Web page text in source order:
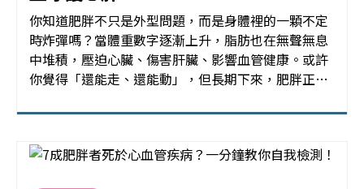
你知道肥胖不只是外型問題，而是身體裡的一顆不定
時炸彈嗎？當體重數字逐漸上升，脂肪也在無聲無息
中堆積，壓迫心臟、傷害肝臟、影響血管健康。或許
你覺得「還能走、還能動」，但長期下來，肥胖正悄
責任，青少年也應及早關注體重，全家一起行動，才